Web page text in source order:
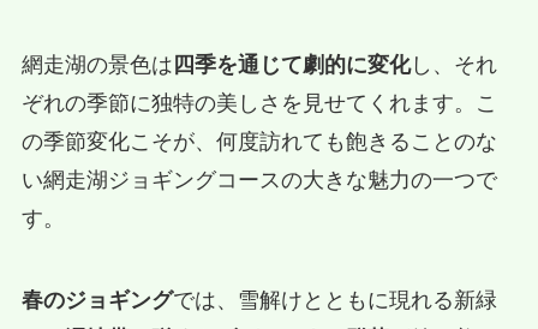
網走湖の景色は 四季を通じて劇的に変化し、それ
ぞれの季節に独特の美しさを見せてくれます。こ
の季節変化こそが、何度訪れても飽きることのな
い網走湖ジョギングコースの大きな魅力の一つで
す。
春のジョギングでは、雪解けとともに現れる新緑